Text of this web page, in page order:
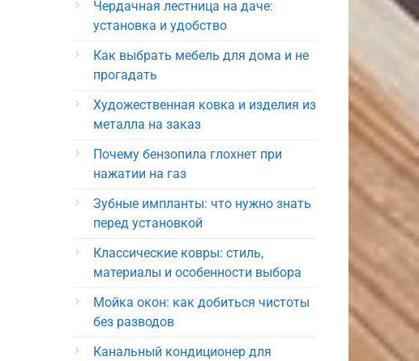
Чердачная лестница на даче:
установка и удобство
Как выбрать мебель для дома и не
прогадать
Художественная ковка и изделия из
металла на заказ
Почему бензопила глохнет при
нажатии на газ
Зубные импланты: что нужно знать
перед установкой
Классические ковры: стиль,
материалы и особенности выбора
Мойка окон: как добиться чистоты
без разводов
Канальный кондиционер для